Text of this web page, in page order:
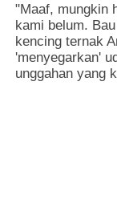
"Maaf, mungkin
kami belum.
kencing ternak
'menyegarkan'
unggahan yang